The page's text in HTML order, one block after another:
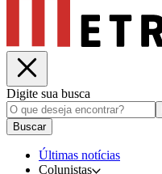
Digite sua busca
Buscar
Últimas notícias
Colunistas